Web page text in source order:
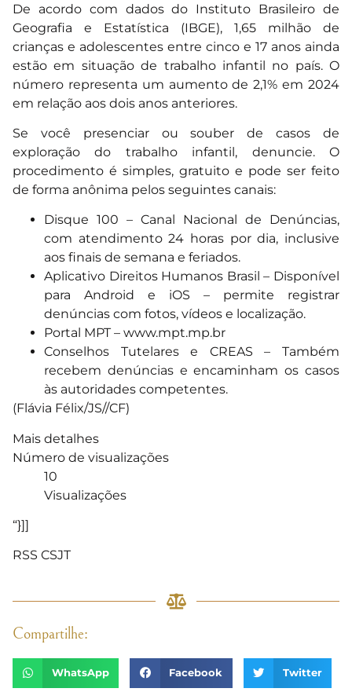
De acordo com dados do Instituto Brasileiro de
Geografia e Estatística (IBGE), 1,65 milhão de
crianças e adolescentes entre cinco e 17 anos ainda
estão em situação de trabalho infantil no país. O
número representa um aumento de 2,1% em 2024
em relação aos dois anos anteriores.
Se você presenciar ou souber de casos de
exploração do trabalho infantil, denuncie. O
procedimento é simples, gratuito e pode ser feito
de forma anônima pelos seguintes canais:
Disque 100 – Canal Nacional de Denúncias,
com atendimento 24 horas por dia, inclusive
aos finais de semana e feriados.
Aplicativo Direitos Humanos Brasil – Disponível
para Android e iOS – permite registrar
denúncias com fotos, vídeos e localização.
Portal MPT – www.mpt.mp.br
Conselhos Tutelares e CREAS – Também
recebem denúncias e encaminham os casos
às autoridades competentes.
(Flávia Félix/JS//CF)
Mais detalhes
Número de visualizações
10
Visualizações
“}]]
RSS CSJT
Compartilhe:
WhatsApp Facebook Twitter